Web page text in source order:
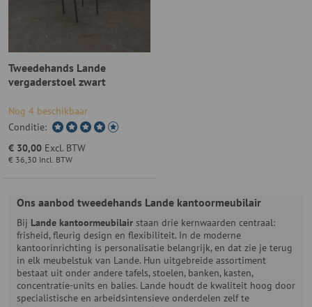
Tweedehands Lande
vergaderstoel zwart
Nog 4 beschikbaar
Conditie:
€ 36,30 Incl. BTW
€ 30,00 Excl. BTW
Ons aanbod tweedehands Lande kantoormeubilair
Bij Lande kantoormeubilair staan drie kernwaarden centraal:
frisheid, fleurig design en flexibiliteit. In de moderne
kantoorinrichting is personalisatie belangrijk, en dat zie je terug
in elk meubelstuk van Lande. Hun uitgebreide assortiment
bestaat uit onder andere tafels, stoelen, banken, kasten,
concentratie-units en balies. Lande houdt de kwaliteit hoog door
specialistische en arbeidsintensieve onderdelen zelf te